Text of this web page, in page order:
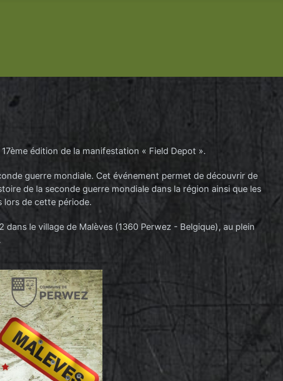
édition de la manifestation « Field Depot ».
guerre mondiale. Cet événement permet de découvrir de
de la seconde guerre mondiale dans la région ainsi que les
lors de cette période.
le village de Malèves (1360 Perwez - Belgique), au plein